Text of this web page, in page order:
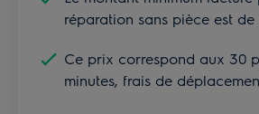
réparation sans pièce est de
Ce prix correspond aux 30
minutes, frais de